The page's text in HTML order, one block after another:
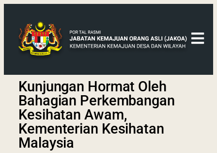
Kunjungan Hormat Oleh
Bahagian Perkembangan
Kesihatan Awam,
Kementerian Kesihatan
Malaysia